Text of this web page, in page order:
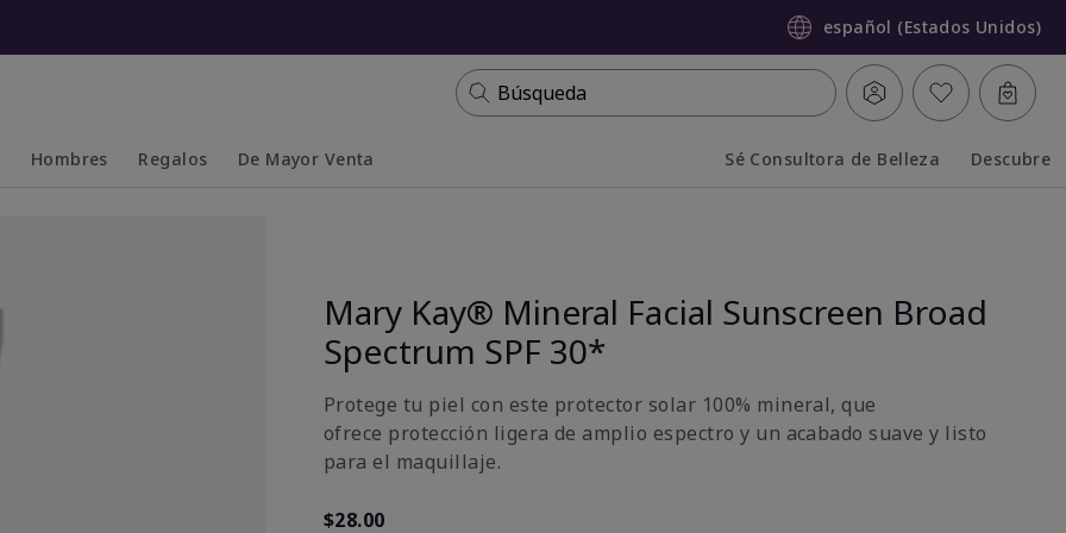
español (Estados Unidos)
Búsqueda
Hombres Regalos De Mayor Venta Sé Consultora de Belleza Descubre
Mary Kay® Mineral Facial Sunscreen Broad
Spectrum SPF 30*
Protege tu piel con este protector solar 100% mineral, que
ofrece protección ligera de amplio espectro y un acabado suave y listo
para el maquillaje.
$28.00